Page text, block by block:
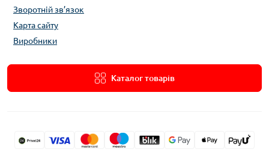
Зворотній зв’язок
Карта сайту
Виробники
Каталог товарів